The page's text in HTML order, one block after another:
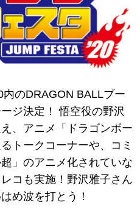
のDRAGON BALLブー
ジ決定！ 悟空役の野沢
、アニメ「ドラゴンボー
トークコーナーや、コミ
」のアニメ化されていな
コも実施！野沢雅子さん
め波を打とう！